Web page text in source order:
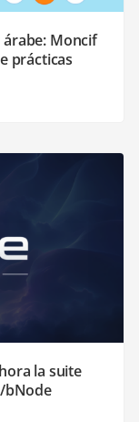
árabe: Moncif
prácticas
la suite
bNode